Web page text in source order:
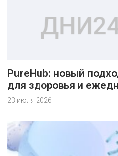
PureHub: новый
для здоровья и
23 июля 2026